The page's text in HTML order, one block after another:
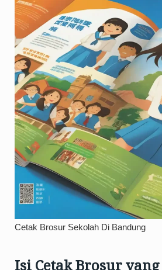
Cetak Brosur Sekolah Di Bandung
Isi Cetak Brosur